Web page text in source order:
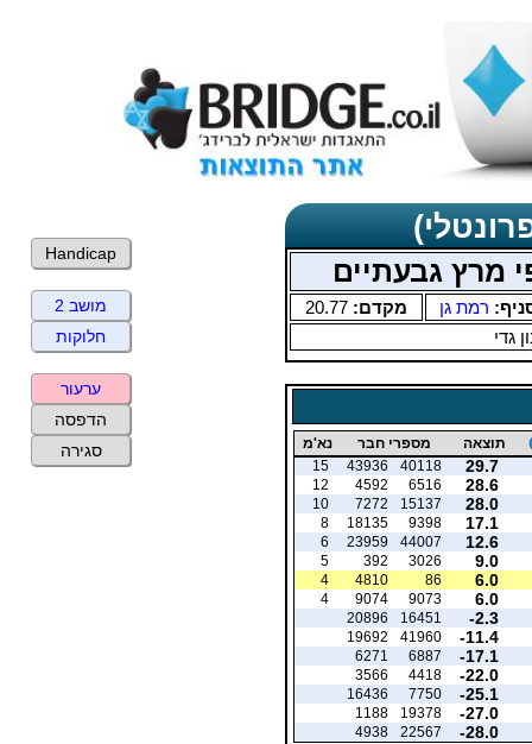
מרץ גבעתיים
רמת גן מקדם: 20.77
גדי
תוצאה מספרי חבר נא'מ
29.7
40118
43936
15
28.6
6516
4592
12
28.0
15137
7272
10
17.1
9398
18135
8
12.6
44007
23959
6
9.0
3026
392
5
6.0
86
4810
4
6.0
9073
9074
4
-2.3
16451
20896
-11.4
41960
19692
-17.1
6887
6271
-22.0
4418
3566
-25.1
7750
16436
-27.0
19378
1188
-28.0
22567
4938
Handicap
מושב 2
חלוקות
ערעור
הדפסה
סגירה